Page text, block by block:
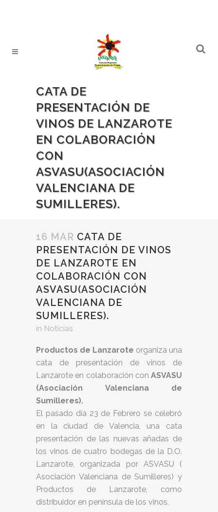
CATA DE
PRESENTACIÓN DE
VINOS DE LANZAROTE
EN COLABORACIÓN
CON
ASVASU(ASOCIACIÓN
VALENCIANA DE
SUMILLERES).
16 MAR CATA DE
PRESENTACIÓN DE VINOS
DE LANZAROTE EN
COLABORACIÓN CON
ASVASU(ASOCIACIÓN
VALENCIANA DE
SUMILLERES).
in Noticias
Productos de Lanzarote organiza una
cata de presentación de vinos de
Lanzarote en colaboración con ASVASU
(Asociación Valenciana de
Sumilleres).
El pasado día 23 de Febrero se celebró
en la ciudad de Valencia, una cata
presentación de las nuevas añadas de
los vinos de cuatro bodegas de la D.O.
Lanzarote, organizada por ASVASU (
Asociación Valenciana de Sumilleres) y
Productos de Lanzarote, como
distribuidor en península de los vinos.